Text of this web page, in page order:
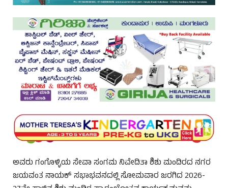
ಅವರು ಗಂಗೊಳ್ಳಿಯ ಸೇವಾ ಸಂಗಮ ನಿವೇದಿತಾ ಶಿಶು ಮಂದಿರದ ನಗರ
ಜಯವಂತ ನಾಯಕ್ ಸಭಾಭವನದಲ್ಲಿ ಸೋಮವಾರ ಜರಗಿದ 2026-